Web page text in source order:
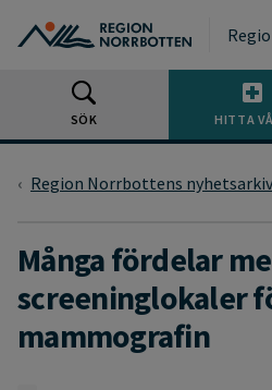
SÖK HITTA
Region Norrbottens nyhetsarkiv
Många fördelar
screeninglokaler
mammografin